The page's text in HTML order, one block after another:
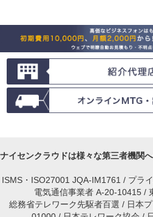
ナイセンクラウドは様々な第三者機関
ISMS・ISO27001 JQA-IM1761 / プラ
電気通信事業者 A-20-10415 /
総務省テレワーク先駆者百選 / 日本